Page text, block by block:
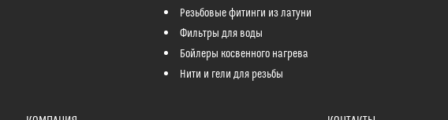
Резьбовые фитинги из латуни
Фильтры для воды
Бойлеры косвенного нагрева
Нити и гели для резьбы